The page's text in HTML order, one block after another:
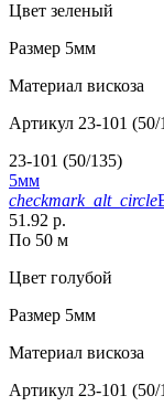
Цвет зеленый
Размер 5мм
Материал вискоза
Артикул 23-101 (50/
23-101 (50/135)
5мм
checkmark_alt_circle
51.92 р.
По 50 м
Цвет голубой
Размер 5мм
Материал вискоза
Артикул 23-101 (50/